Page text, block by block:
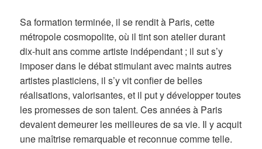
Sa formation terminée, il se rendit à Paris, cette
métropole cosmopolite, où il tint son atelier durant
dix-huit ans comme artiste indépendant ; il sut s’y
imposer dans le débat stimulant avec maints autres
artistes plasticiens, il s’y vit confier de belles
réalisations, valorisantes, et il put y développer toutes
les promesses de son talent. Ces années à Paris
devaient demeurer les meilleures de sa vie. Il y acquit
une maîtrise remarquable et reconnue comme telle.